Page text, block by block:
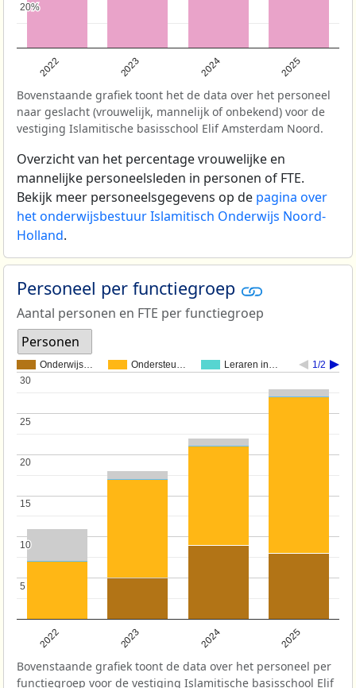
2022 2023 2024 2025
20%
20%
Bovenstaande grafiek toont het de data over het personeel
naar geslacht (vrouwelijk, mannelijk of onbekend) voor de
vestiging Islamitische basisschool Elif Amsterdam Noord.
Overzicht van het percentage vrouwelijke en
mannelijke personeelsleden in personen of FTE.
Bekijk meer personeelsgegevens op de pagina over
het onderwijsbestuur Islamitisch Onderwijs Noord-
Holland.
Personeel per functiegroep
Aantal personen en FTE per functiegroep
Personen
Onderwijs… Ondersteu… Leraren in… 1/2
2022 2023 2024 2025
5
5
10
10
15
15
20
20
25
25
30
30
Bovenstaande grafiek toont de data over het personeel per
functiegroep voor de vestiging Islamitische basisschool Elif